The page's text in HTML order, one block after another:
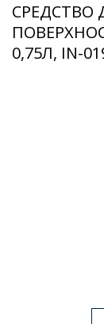
СРЕДСТВО
0,75Л, IN-